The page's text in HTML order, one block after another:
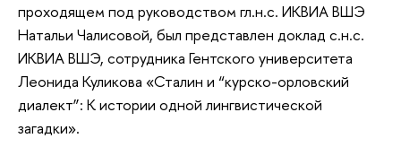
проходящем под руководством гл.н.с. ИКВИА ВШЭ
Натальи Чалисовой, был представлен доклад с.н.с.
ИКВИА ВШЭ, сотрудника Гентского университета
Леонида Куликова «Сталин и “курско-орловский
диалект”: К истории одной лингвистической
загадки».